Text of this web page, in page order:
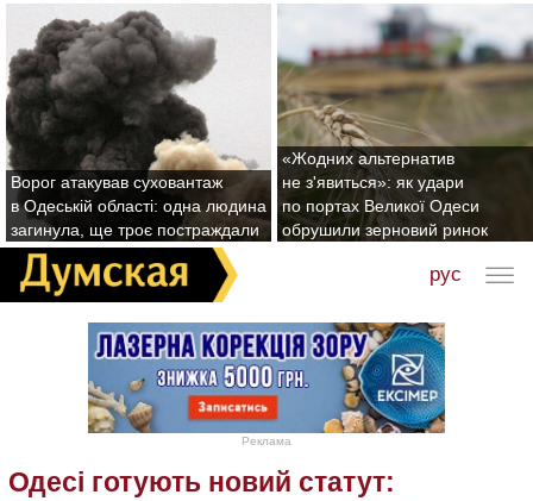
Ворог атакував суховантаж
в Одеській області: одна людина
загинула, ще троє постраждали
«Жодних альтернатив
не з'явиться»: як удари
по портах Великої Одеси
обрушили зерновий ринок
рус
Реклама
Одесі готують новий статут: